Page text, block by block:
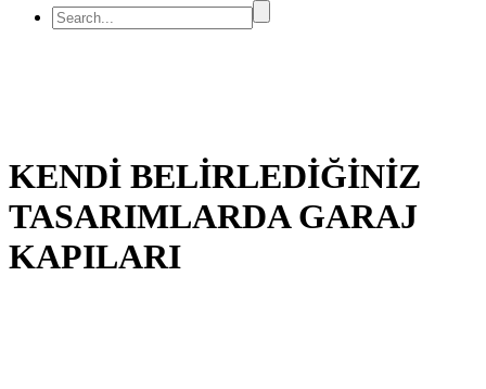
KENDİ BELİRLEDİĞİNİZ
TASARIMLARDA GARAJ
KAPILARI